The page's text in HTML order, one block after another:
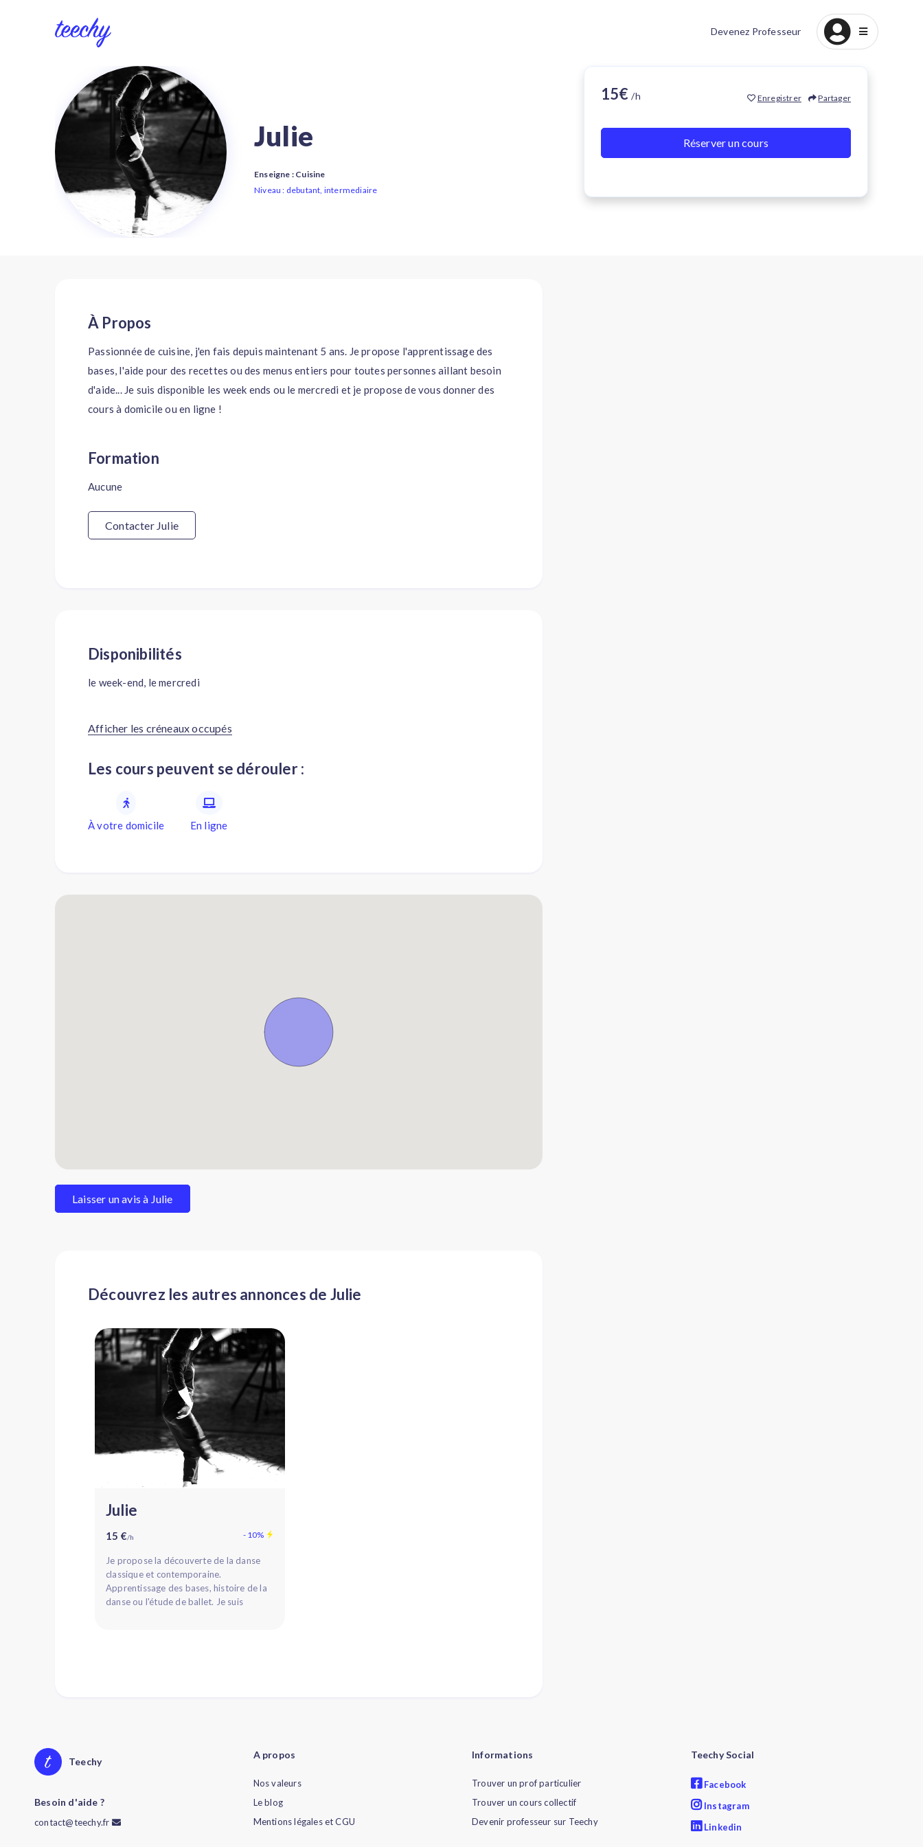
Devenez Professeur
Julie
Enseigne : Cuisine
Niveau : debutant, intermediaire
À Propos
Passionnée de cuisine, j'en fais depuis maintenant 5 ans. Je propose l'apprentissage des
bases, l'aide pour des recettes ou des menus entiers pour toutes personnes aillant besoin
d'aide... Je suis disponible les week ends ou le mercredi et je propose de vous donner des
cours à domicile ou en ligne !
Formation
Aucune
Contacter Julie
Disponibilités
le week-end, le mercredi
Afficher les créneaux occupés
Les cours peuvent se dérouler :
À votre domicile En ligne
Laisser un avis à Julie
Découvrez les autres annonces de Julie
Julie
15 €/h - 10%
Je propose la découverte de la danse
classique et contemporaine.
Apprentissage des bases, histoire de la
danse ou l'étude de ballet. Je suis
15€/h Enregistrer Partager
Réserver un cours
Teechy
Besoin d'aide ?
contact@teechy.fr
A propos
Nos valeurs
Le blog
Mentions légales et CGU
Informations
Trouver un prof particulier
Trouver un cours collectif
Devenir professeur sur Teechy
Teechy Social
Facebook
Instagram
Linkedin